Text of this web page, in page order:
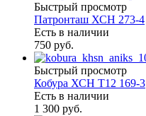
Быстрый просмотр
Патронташ ХСН 273-4
Есть в наличии
750 руб.
Быстрый просмотр
Кобура ХСН Т12 169-3
Есть в наличии
1 300 руб.